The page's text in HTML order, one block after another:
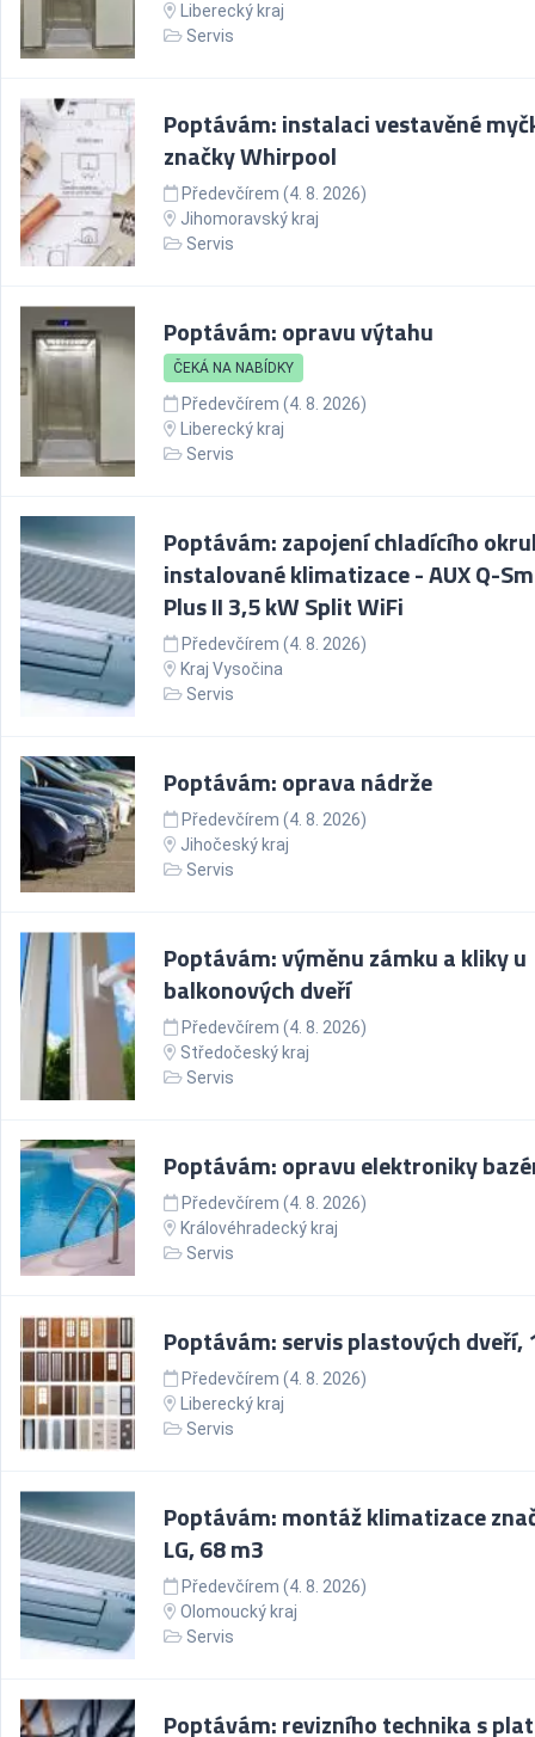
Liberecký kraj
Servis
Poptávám: instalaci vestavěné
značky Whirpool
Předevčírem (4. 8. 2026)
Jihomoravský kraj
Servis
Poptávám: opravu výtahu
ČEKÁ NA NABÍDKY
Předevčírem (4. 8. 2026)
Liberecký kraj
Servis
Poptávám: zapojení chladícího
instalované klimatizace - AUX Q-
Plus II 3,5 kW Split WiFi
Předevčírem (4. 8. 2026)
Kraj Vysočina
Servis
Poptávám: oprava nádrže
Předevčírem (4. 8. 2026)
Jihočeský kraj
Servis
Poptávám: výměnu zámku a kliky u
balkonových dveří
Předevčírem (4. 8. 2026)
Středočeský kraj
Servis
Poptávám: opravu elektroniky
Předevčírem (4. 8. 2026)
Královéhradecký kraj
Servis
Poptávám: servis plastových dveří,
Předevčírem (4. 8. 2026)
Liberecký kraj
Servis
Poptávám: montáž klimatizace
LG, 68 m3
Předevčírem (4. 8. 2026)
Olomoucký kraj
Servis
Poptávám: revizního technika s